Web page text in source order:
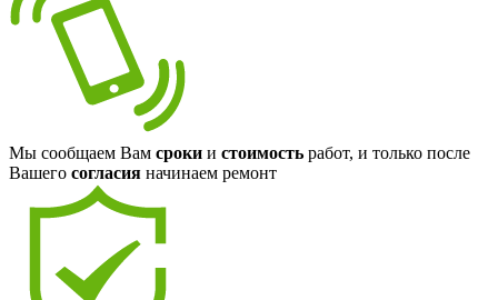
Мы сообщаем Вам сроки и стоимость работ, и только после
Вашего согласия начинаем ремонт